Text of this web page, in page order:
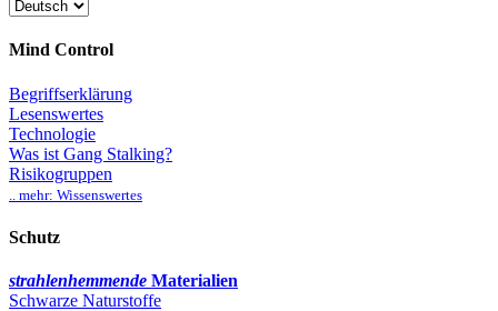
Mind Control
Begriffserklärung
Lesenswertes
Technologie
Was ist Gang Stalking?
Risikogruppen
.. mehr: Wissenswertes
Schutz
strahlenhemmende Materialien
Schwarze Naturstoffe